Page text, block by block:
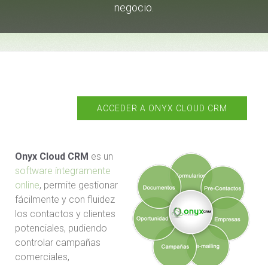
negocio.
ACCEDER A ONYX CLOUD CRM
Onyx Cloud CRM es un
software íntegramente
online, permite gestionar
fácilmente y con fluidez
los contactos y clientes
potenciales, pudiendo
controlar campañas
comerciales,